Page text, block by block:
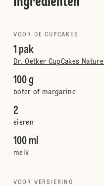
VOOR DE CUPCAKES
1 pak
Dr. Oetker CupCakes Naturel
100 g
boter of margarine
2
eieren
100 ml
melk
VOOR VERSIERING